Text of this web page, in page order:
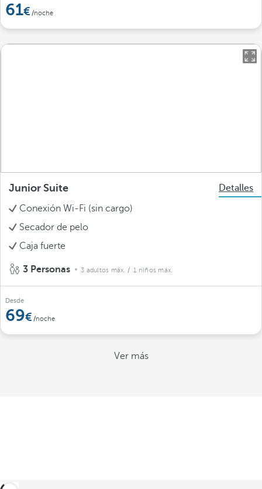
61 /noche
Junior Suite
Detalles
Conexión Wi-Fi (sin cargo)
Secador de pelo
Caja fuerte
3 Personas 3 adultos máx. / 1 niños máx.
Desde
69 /noche
Ver más